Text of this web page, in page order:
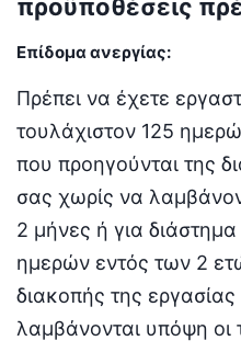
προϋποθέσεις
Επίδομα ανεργίας:
Πρέπει να έχετε
τουλάχιστον 125
που προηγούνται της
σας χωρίς να
2 μήνες ή για
ημερών εντός των 2
διακοπής της
λαμβάνονται υπόψη οι